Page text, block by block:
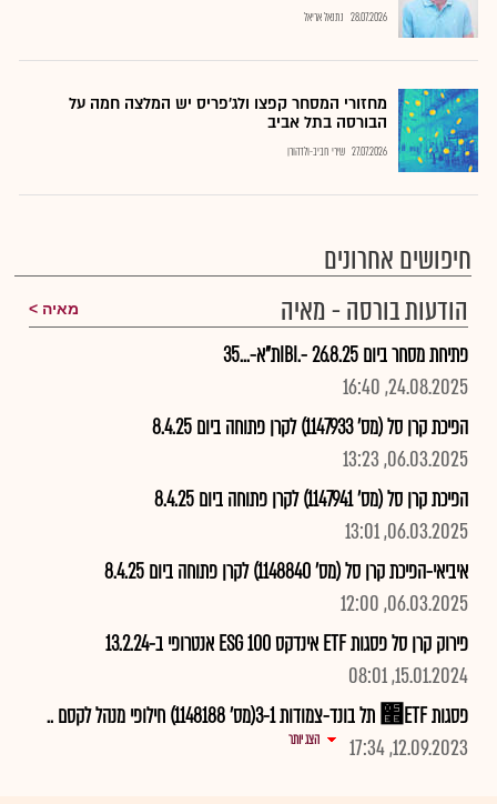
28.07.2026 נתנאל אריאל
מחזורי המסחר קפצו ולג'פריס יש המלצה חמה על
הבורסה בתל אביב
27.07.2026 שירי חביב-ולדהורן
חיפושים אחרונים
הודעות בורסה - מאיה
מאיה
פתיחת מסחר ביום 26.8.25 -.IBIת"א-...35
24.08.2025, 16:40
הפיכת קרן סל (מס' 1147933) לקרן פתוחה ביום 8.4.25
06.03.2025, 13:23
הפיכת קרן סל (מס' 1147941) לקרן פתוחה ביום 8.4.25
06.03.2025, 13:01
איביאי-הפיכת קרן סל (מס' 1148840) לקרן פתוחה ביום 8.4.25
06.03.2025, 12:00
פירוק קרן סל פסגות ETF אינדקס 100 ESG אנטרופי ב-13.2.24
15.01.2024, 08:01
פסגות ETF׮ תל בונד-צמודות 3-1(מס' 1148188) חילופי מנהל לקסם ..
12.09.2023, 17:34
הצג יותר